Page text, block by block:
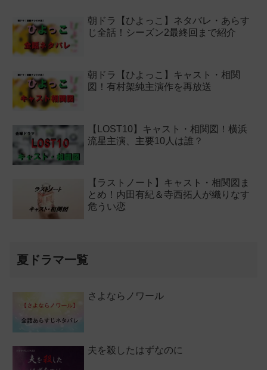
朝ドラ【ひよっこ】ネタバレ・あらす
じ全話！シーズン2最終回まで紹介
朝ドラ【ひよっこ】キャスト・相関
図！有村架純主演作を再放送
【LOST10】キャスト・相関図！横浜
流星主演、主要10人は誰？
【ラストノート】キャスト・相関図ま
とめ！内田有紀＆寺西拓人が織りなす
危うい恋
夏ドラマ一覧
さよならノワール
夫を殺したはずなのに